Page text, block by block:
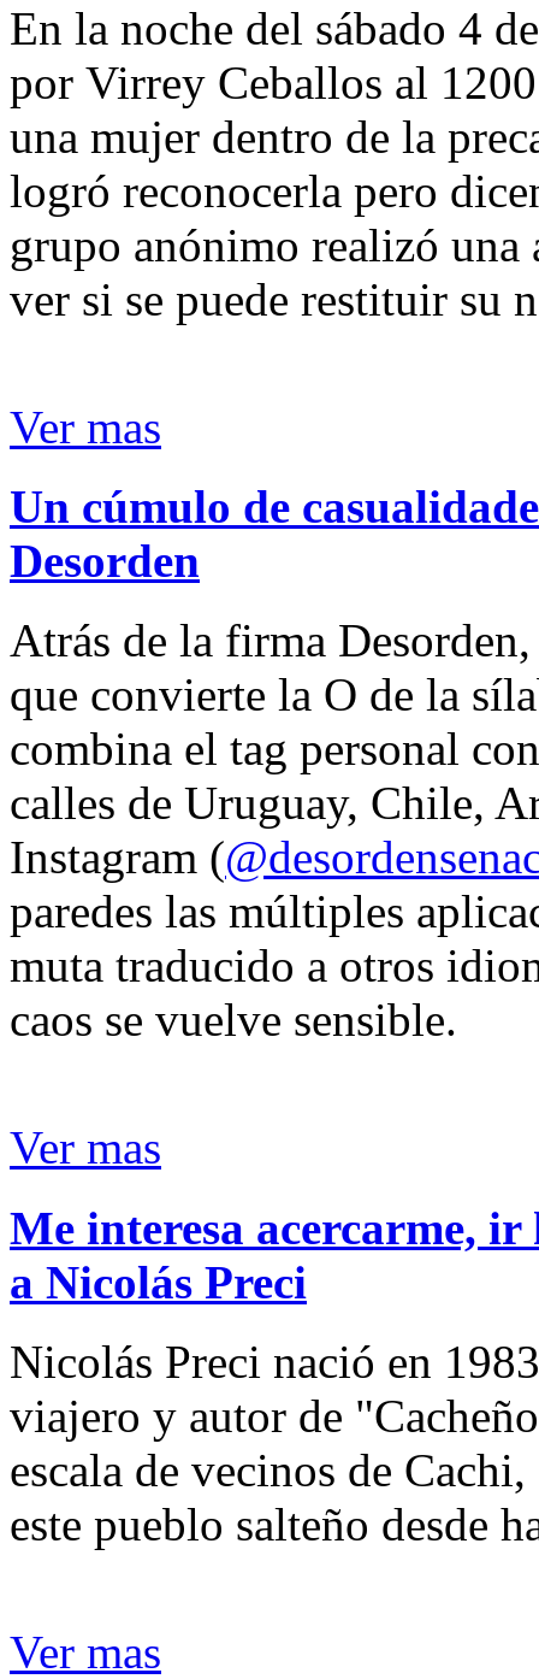
En la noche del sábado 4
por Virrey Ceballos al
una mujer dentro de la
logró reconocerla pero
grupo anónimo realizó
ver si se puede restituir su
Ver mas
Un cúmulo de
Desorden
Atrás de la firma
que convierte la O de la
combina el tag personal
calles de Uruguay, Chile,
Instagram (
paredes las múltiples
muta traducido a otros
caos se vuelve sensible.
Ver mas
Me interesa acercarme,
a Nicolás Preci
Nicolás Preci nació en
viajero y autor de
escala de vecinos de
este pueblo salteño desde
Ver mas